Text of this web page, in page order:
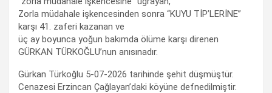
Zorla müdahale işkencesinden sonra “KUYU TİP’LERİNE”
karşı 41. zaferi kazanan ve
üç ay boyunca yoğun bakımda ölüme karşı direnen
GÜRKAN TÜRKOĞLU’nun anısınadır.
Gürkan Türkoğlu 5-07-2026 tarihinde şehit düşmüştür.
Cenazesi Erzincan Çağlayan’daki köyüne defnedilmiştir.